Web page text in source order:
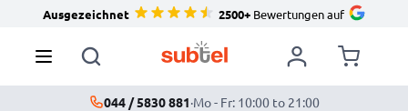
Ausgezeichnet 2500+Bewertungen auf
044 / 5830 881·Mo - Fr: 10:00 to 21:00